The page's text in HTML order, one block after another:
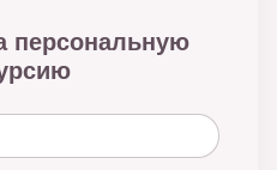
персональную